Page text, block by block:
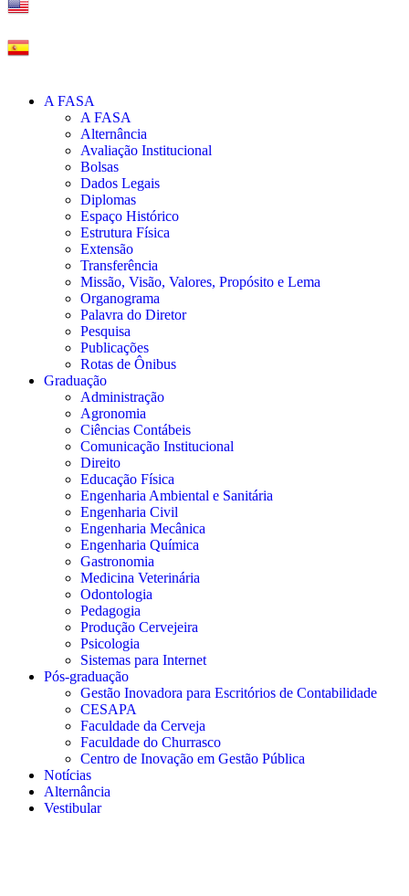
A FASA
A FASA
Alternância
Avaliação Institucional
Bolsas
Dados Legais
Diplomas
Espaço Histórico
Estrutura Física
Extensão
Transferência
Missão, Visão, Valores, Propósito e Lema
Organograma
Palavra do Diretor
Pesquisa
Publicações
Rotas de Ônibus
Graduação
Administração
Agronomia
Ciências Contábeis
Comunicação Institucional
Direito
Educação Física
Engenharia Ambiental e Sanitária
Engenharia Civil
Engenharia Mecânica
Engenharia Química
Gastronomia
Medicina Veterinária
Odontologia
Pedagogia
Produção Cervejeira
Psicologia
Sistemas para Internet
Pós-graduação
Gestão Inovadora para Escritórios de Contabilidade
CESAPA
Faculdade da Cerveja
Faculdade do Churrasco
Centro de Inovação em Gestão Pública
Notícias
Alternância
Vestibular